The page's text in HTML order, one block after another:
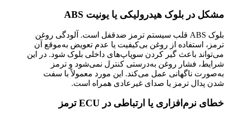
مشکل در بلوک هیدرولیکی یا یونیت ABS
بلوک ABS قلب سیستم ترمز ضدقفل است. آلودگی روغن
ترمز، استفاده از روغن بی‌کیفیت یا عدم تعویض به‌موقع آن
می‌تواند باعث گیر کردن سوپاپ‌های داخلی بلوک شود. در این
شرایط، فشار روغن به‌درستی کنترل نمی‌شود و ترمز
به‌صورت ناگهانی عمل می‌کند. این مورد معمولاً با سفت
شدن پدال ترمز یا صدای غیرعادی همراه است.
خطای نرم‌افزاری یا ارتباطی در ECU ترمز